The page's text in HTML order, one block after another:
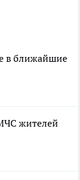
в ближайшие
жителей